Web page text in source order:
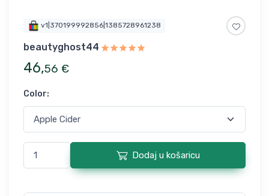
v1|370199992856|1385728961238
beautyghost44
46,56 €
Color:
Dodaj u košaricu